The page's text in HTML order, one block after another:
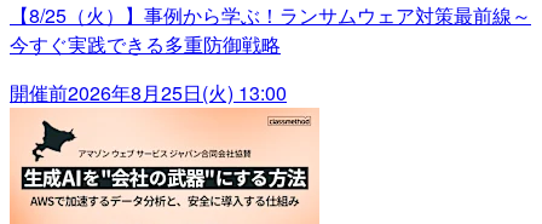
【8/25（火）】事例から学ぶ！ランサムウェア対策最前線～
今すぐ実践できる多重防御戦略
開催前2026年8月25日(火) 13:00